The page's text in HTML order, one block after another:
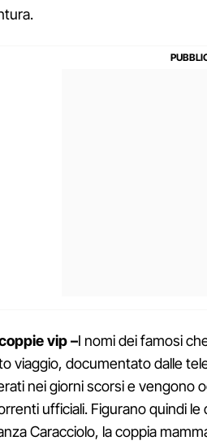
vip –I nomi dei famosi
viaggio, documentato dalle
nei giorni scorsi e vengono
ufficiali. Figurano quindi le
Caracciolo, la coppia